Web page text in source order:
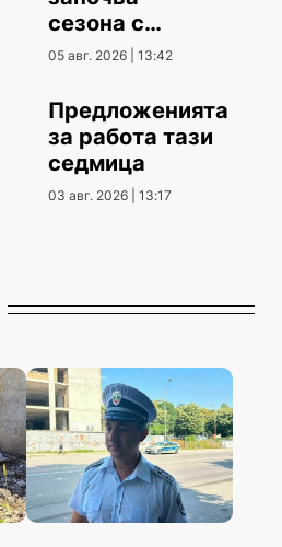
сезона с
гостуване
05 авг. 2026 | 13:42
Предложенията
за работа тази
седмица
03 авг. 2026 | 13:17